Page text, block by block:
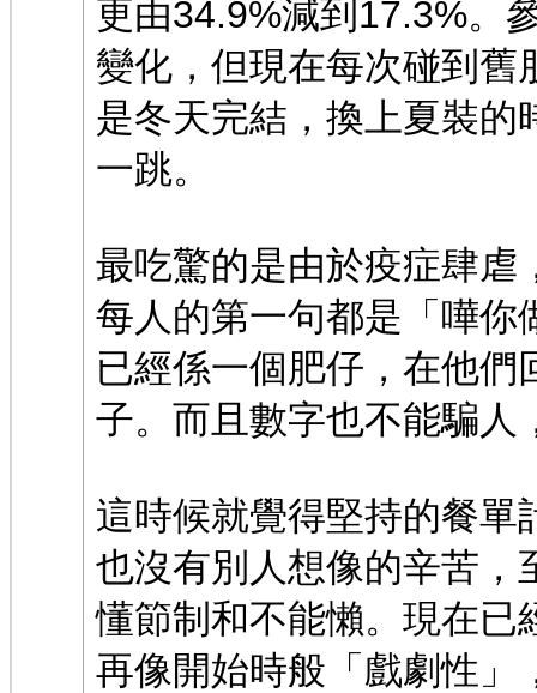
更由34.9%減到17.3%。
變化，但現在每次碰到舊
是冬天完結，換上夏裝的
一跳。
最吃驚的是由於疫症肆虐
每人的第一句都是「嘩你
已經係一個肥仔，在他
子。而且數字也不能騙人
這時候就覺得堅持的餐單
也沒有別人想像的辛苦，
懂節制和不能懶。現在已
再像開始時般「戲劇性」